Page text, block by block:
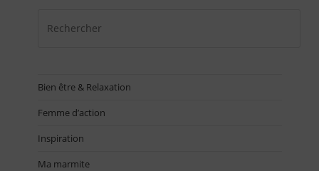
Bien être & Relaxation
Femme d’action
Inspiration
Ma marmite